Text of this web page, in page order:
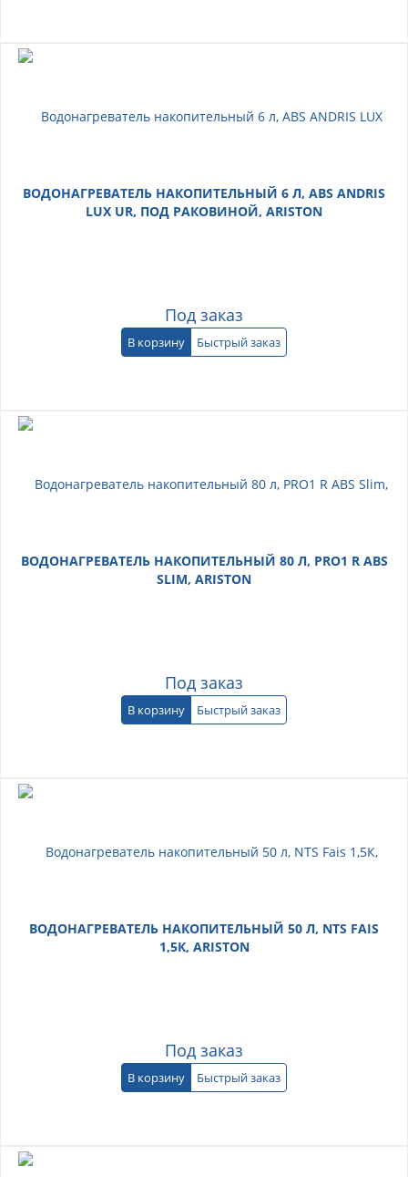
ВОДОНАГРЕВАТЕЛЬ НАКОПИТЕЛЬНЫЙ 6 Л, ABS ANDRIS
LUX UR, ПОД РАКОВИНОЙ, ARISTON
Под заказ
В корзину Быстрый заказ
ВОДОНАГРЕВАТЕЛЬ НАКОПИТЕЛЬНЫЙ 80 Л, PRO1 R ABS
SLIM, ARISTON
Под заказ
В корзину Быстрый заказ
ВОДОНАГРЕВАТЕЛЬ НАКОПИТЕЛЬНЫЙ 50 Л, NTS FAIS
1,5К, ARISTON
Под заказ
В корзину Быстрый заказ